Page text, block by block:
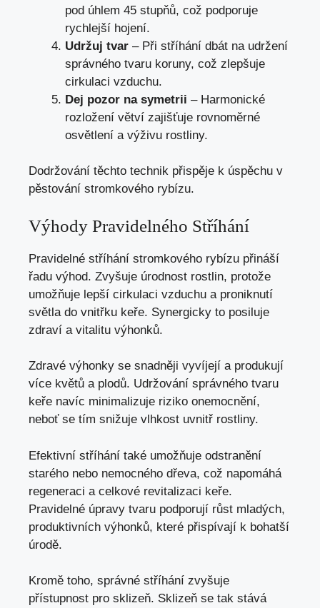
pod úhlem 45 stupňů, což podporuje
rychlejší hojení.
Udržuj tvar – Při stříhání dbát na udržení
správného tvaru koruny, což zlepšuje
cirkulaci vzduchu.
Dej pozor na symetrii – Harmonické
rozložení větví zajišťuje rovnoměrné
osvětlení a výživu rostliny.
Dodržování těchto technik přispěje k úspěchu v
pěstování stromkového rybízu.
Výhody Pravidelného Stříhání
Pravidelné stříhání stromkového rybízu přináší
řadu výhod. Zvyšuje úrodnost rostlin, protože
umožňuje lepší cirkulaci vzduchu a proniknutí
světla do vnitřku keře. Synergicky to posiluje
zdraví a vitalitu výhonků.
Zdravé výhonky se snadněji vyvíjejí a produkují
více květů a plodů. Udržování správného tvaru
keře navíc minimalizuje riziko onemocnění,
neboť se tím snižuje vlhkost uvnitř rostliny.
Efektivní stříhání také umožňuje odstranění
starého nebo nemocného dřeva, což napomáhá
regeneraci a celkové revitalizaci keře.
Pravidelné úpravy tvaru podporují růst mladých,
produktivních výhonků, které přispívají k bohatší
úrodě.
Kromě toho, správné stříhání zvyšuje
přístupnost pro sklizeň. Sklizeň se tak stává